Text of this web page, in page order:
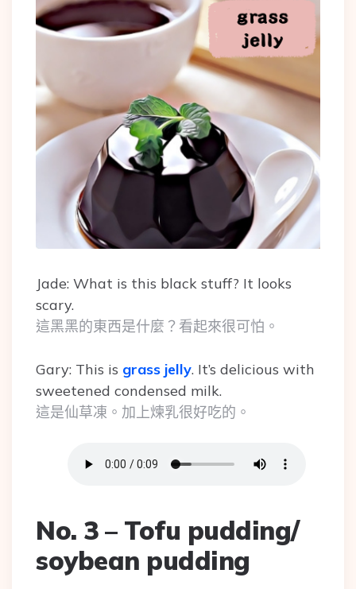
Jade: What is this black stuff? It looks
scary.
這黑黑的東西是什麼？看起來很可怕。
Gary: This is grass jelly. It’s delicious with
sweetened condensed milk.
這是仙草凍。加上煉乳很好吃的。
No. 3 – Tofu pudding/
soybean pudding